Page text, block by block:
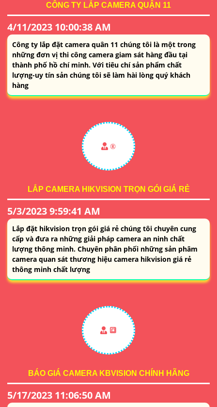
CÔNG TY LẮP CAMERA QUẬN 11
4/11/2023 10:00:38 AM
Công ty lắp đặt camera quân 11 chúng tôi là một trong
những đơn vị thi công camera giam sát hàng đầu tại
thành phố hồ chí minh. Với tiêu chí sản phẩm chất
lượng-uy tín sản chúng tôi sẽ làm hài lòng quý khách
hàng
®️
LẮP CAMERA HIKVISION TRỌN GÓI GIÁ RẺ
5/3/2023 9:59:41 AM
Lắp đặt hikvision trọn gói giá rẻ chúng tôi chuyên cung
cấp và đưa ra những giải pháp camera an ninh chất
lượng thông minh. Chuyên phân phối những sản phâm
camera quan sát thương hiệu camera hikvision giá rẻ
thông minh chất lượng
🔳
BÁO GIÁ CAMERA KBVISION CHÍNH HÃNG
5/17/2023 11:06:50 AM